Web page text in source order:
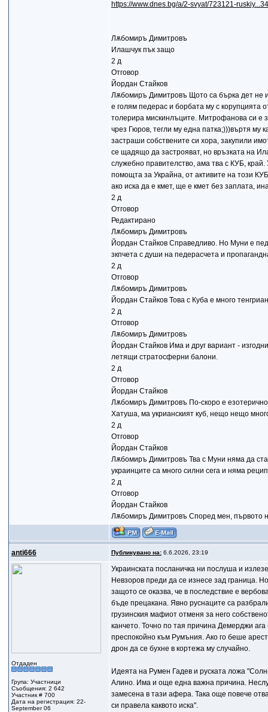
https://www.dnes.bg/a/2-svyat/723121-
Лѫбомиръ Димитровъ
Илашчук пък защо
2 д
Отговор
Йордан Стайков
Лѫбомиръ Димитровъ Щото са бърка дет не
е голям педерас и борбата му с корупцията
толерира мискинлъците. Митрофанова си е
чрез Гюров, тегли му една патка;)))въртя му
застраши собствените си хора, закупили
се щадящо да застрояват, но връзката на
служебно правителство, ама тва с КУБ, край.
помощта за Украйна, от активите на този
ако иска да е кмет, ще е кмет без заплата,
2 д
Отговор
Редактирано
Лѫбомиръ Димитровъ
Йордан Стайков Справедливо. Но Муни е
зкпчета с души на педерасчета и
2 д
Отговор
Лѫбомиръ Димитровъ
Йордан Стайков Това с Куба е много
2 д
Отговор
Лѫбомиръ Димитровъ
Йордан Стайков Има и друг вариант -
летящи стратосферни балони.
2 д
Отговор
Йордан Стайков
Лѫбомиръ Димитровъ По-скоро е
Хатуша, ма укрианският куб, нещо нещо
2 д
Отговор
Йордан Стайков
Лѫбомиръ Димитровъ Тва с Муни няма да
украинците са много силни сега и няма
2 д
Отговор
Йордан Стайков
Лѫбомиръ Димитровъ Според мен, първото
anti666 Публикувано на:6.6.2026, 23:19
Отдаден
Група: Участници
Съобщения: 2 642
Участник # 700
Дата на регистрация: 22-
September 06
Украинската посланичка ни послуша и
Невзоров преди да се изнесе зад граница.
защото се оказва, че в последствие e
бъде прецакана. Явно руснаците са
грузинския мафиот отменя за него
канчето. Точно по тая причина Демерджи
преспокойно към Румъния. Ако го беше
дрон да се бухне в кортежа му случайно.
Идеята на Румен Гадев и руската ложа
Алино. Има и още една важна причина.
замесена в тази афера. Така още повече
си правела каквото иска".